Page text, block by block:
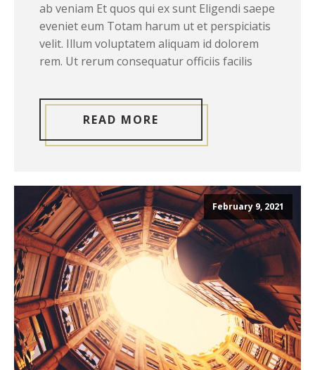
ab veniam Et quos qui ex sunt Eligendi saepe
eveniet eum Totam harum ut et perspiciatis
velit. Illum voluptatem aliquam id dolorem
rem. Ut rerum consequatur officiis facilis
READ MORE
February 9, 2021